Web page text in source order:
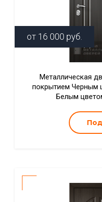
от 16 000 руб.
Металлическая
покрытием Черным
Белым